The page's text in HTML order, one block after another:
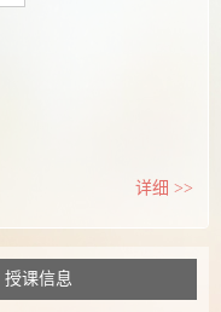
详细 >>
授课信息